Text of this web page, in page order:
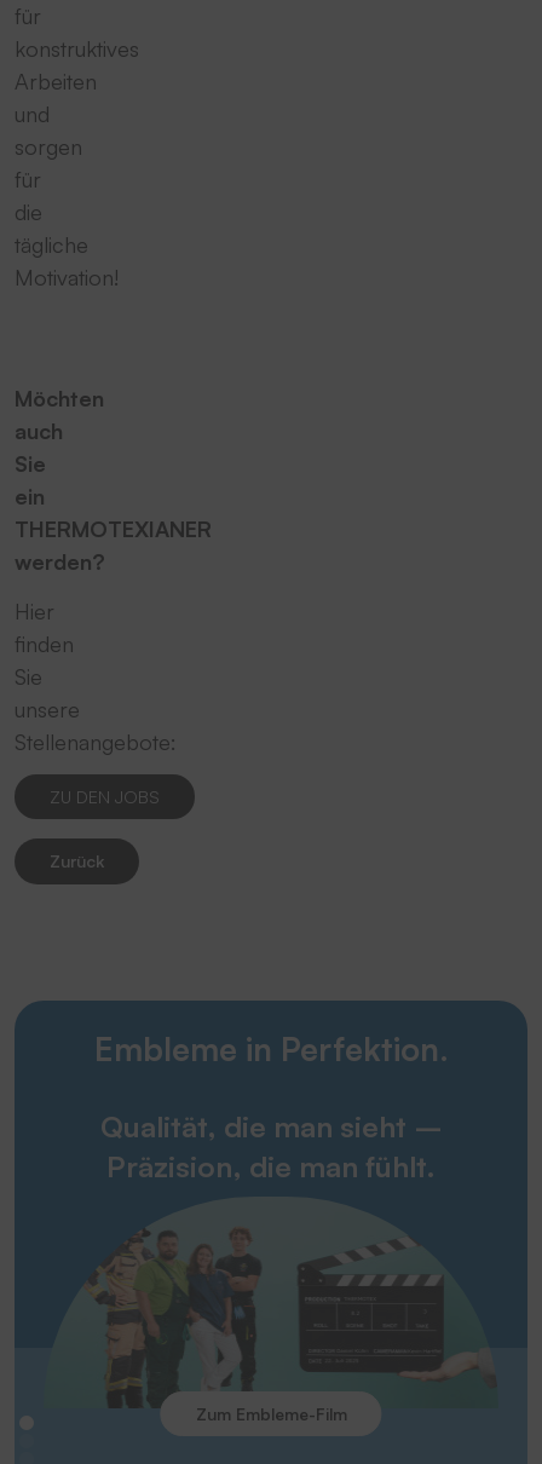
für
konstruktives
Arbeiten
und
sorgen
für
die
tägliche
Motivation!
Möchten
auch
Sie
ein
THERMOTEXIANER
werden?
Hier
finden
Sie
unsere
Stellenangebote:
ZU DEN JOBS
Zurück
Embleme in Perfektion.
Qualität, die man sieht –
Präzision, die man fühlt.
Zum Embleme-Film